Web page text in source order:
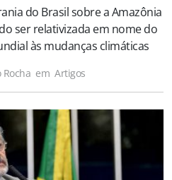
do Brasil sobre a Amazônia
ser relativizada em nome do
às mudanças climáticas
Rocha em Artigos